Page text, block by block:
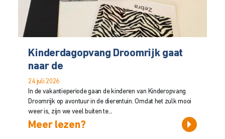
Kinderdagopvang Droomrijk gaat
naar de
24 juli 2026
In de vakantieperiode gaan de kinderen van Kinderopvang
Droomrijk op avontuur in de dierentuin. Omdat het zulk mooi
weer is, zijn we veel buiten te...
Meer lezen?